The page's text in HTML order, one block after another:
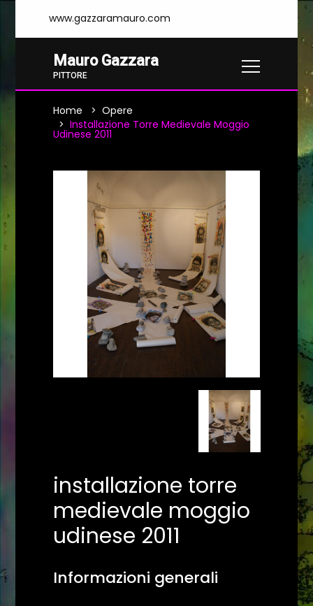
www.gazzaramauro.com
Mauro Gazzara
PITTORE
Home
Opere
Installazione Torre Medievale Moggio
Udinese 2011
installazione torre
medievale moggio
udinese 2011
Informazioni generali